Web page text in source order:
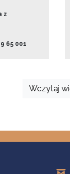
z
65 001
Wczytaj